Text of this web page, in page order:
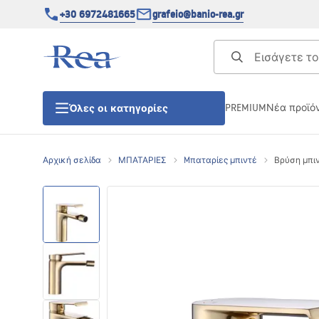
+30 6972481665 grafeio@banio-rea.gr
Όλες οι κατηγορίες
Πόρτες ντουζίερας
ΒΑΣΕΙΣ ΝΤΟΥΖΙΕΡΑΣ
ΣΙΦΩΝΙΑ ΔΑΠΕΔΟΥ
PREMIUMΝέα
Αρχική σελίδα ΜΠΑΤΑΡΙΕΣ Mπαταρίες μπιντέ Βρύση